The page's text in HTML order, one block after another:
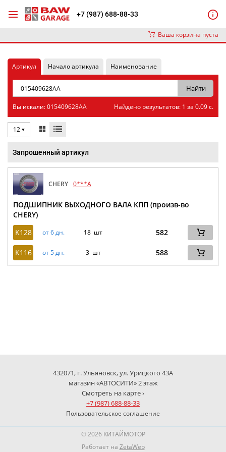
+7 (987) 688-88-33
Ваша корзина пуста
Артикул Начало артикула Наименование
Вы искали: 015409628AA Найдено результатов: 1 за 0.09 с.
12
Запрошенный артикул
CHERY 0***A
ПОДШИПНИК ВЫХОДНОГО ВАЛА КПП (произв-во
CHERY)
K128
от 6 дн. 18 шт 582
K116 от 5 дн. 3 шт 588
432071, г. Ульяновск, ул. Урицкого 43А
магазин «АВТОСИТИ» 2 этаж
Смотреть на карте ›
+7 (987) 688-88-33
Пользовательское соглашение
© 2026 КИТАЙМОТОР
Работает на ZetaWeb